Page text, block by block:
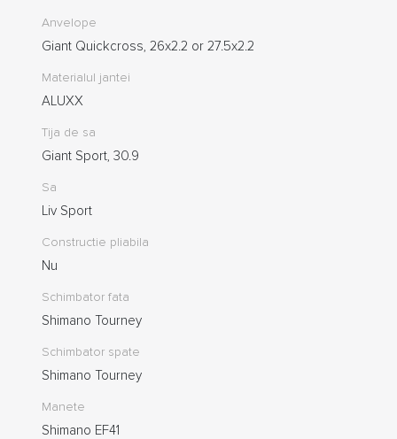
Anvelope
Giant Quickcross, 26x2.2 or 27.5x2.2
Materialul jantei
ALUXX
Tija de sa
Giant Sport, 30.9
Sa
Liv Sport
Constructie pliabila
Nu
Schimbator fata
Shimano Tourney
Schimbator spate
Shimano Tourney
Manete
Shimano EF41